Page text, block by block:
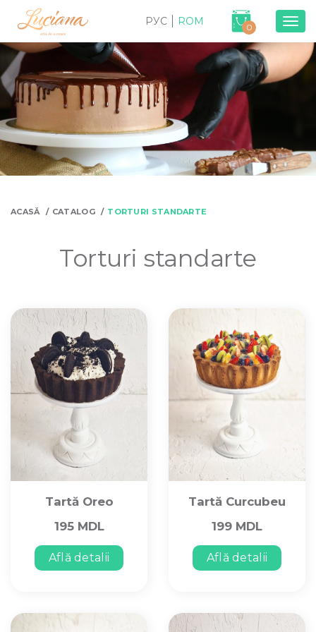
РУС ROM 0
ACASĂ CATALOG TORTURI STANDARTE
Torturi standarte
Tartă Oreo
195 MDL
Află detalii
Tartă Curcubeu
199 MDL
Află detalii